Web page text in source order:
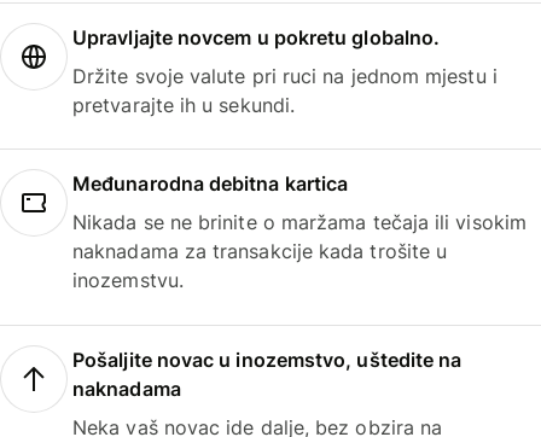
Upravljajte novcem u pokretu globalno.
Držite svoje valute pri ruci na jednom mjestu i
pretvarajte ih u sekundi.
Međunarodna debitna kartica
Nikada se ne brinite o maržama tečaja ili visokim
naknadama za transakcije kada trošite u
inozemstvu.
Pošaljite novac u inozemstvo, uštedite na
naknadama
Neka vaš novac ide dalje, bez obzira na